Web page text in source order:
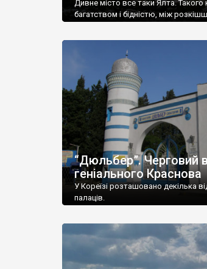
Дивне місто все таки Ялта. Такого
багатством і бідністю, між
“Дюльбер”. Черговий
геніального Краснова
У Кореїзі розташовано декілька
палаців.